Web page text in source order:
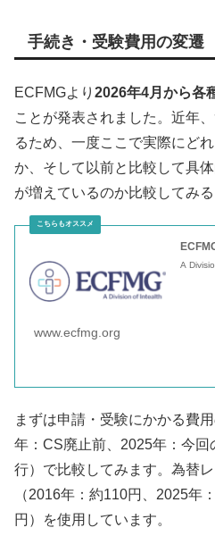
手続き・受験費用の変遷
ECFMGより 2026年4月から各
ことが発表されました。近年
るため、一度ここで実際にど
か、そして以前と比較して具
が増えているのか比較してみる
A
www.ecfmg.org
まずは申請・受験にかかる費
年：CS廃止前、2025年：今回
行）で比較してみます。為替
（2016年：約110円、2025年
円）を使用しています。